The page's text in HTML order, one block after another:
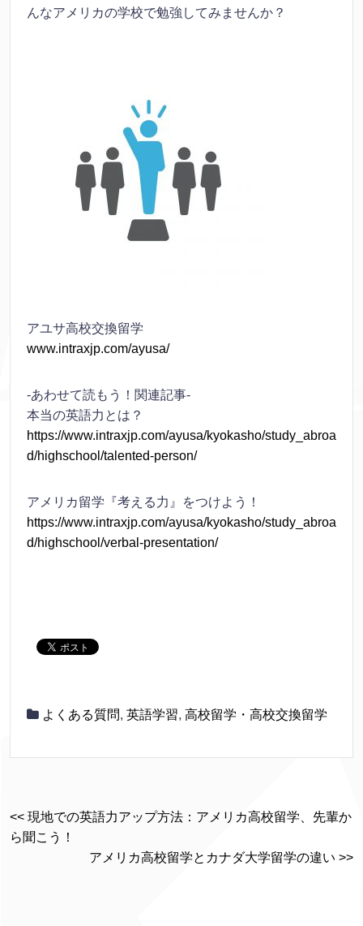
んなアメリカの学校で勉強してみませんか？
アユサ高校交換留学
www.intraxjp.com/ayusa/
-あわせて読もう！関連記事-
本当の英語力とは？
https://www.intraxjp.com/ayusa/kyokasho/study_abroa
d/highschool/talented-person/
アメリカ留学『考える力』をつけよう！
https://www.intraxjp.com/ayusa/kyokasho/study_abroa
d/highschool/verbal-presentation/
よくある質問, 英語学習, 高校留学・高校交換留学
<< 現地での英語力アップ方法：アメリカ高校留学、先輩か
ら聞こう！
アメリカ高校留学とカナダ大学留学の違い >>